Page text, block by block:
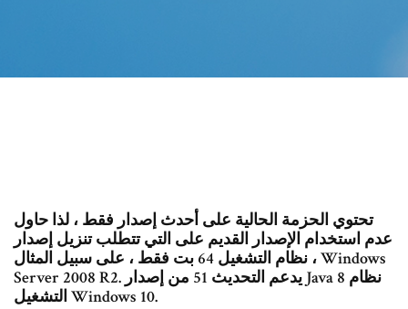
تحتوي الحزمة الحالية على أحدث إصدار فقط ، لذا حاول
عدم استخدام الإصدار القديم على التي تتطلب تنزيل إصدار
نظام التشغيل 64 بت فقط ، على سبيل المثال ، Windows
Server 2008 R2. يدعم التحديث 51 من إصدار Java 8 نظام
التشغيل Windows 10.